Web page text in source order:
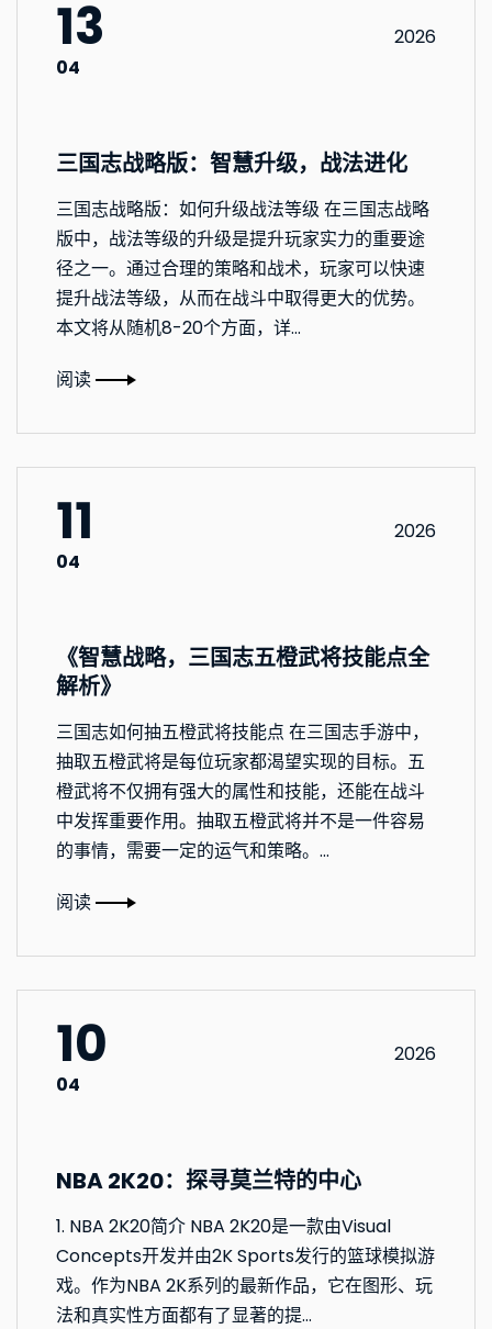
13
04
2026
三国志战略版：智慧升级，战法进化
三国志战略版：如何升级战法等级 在三国志战略
版中，战法等级的升级是提升玩家实力的重要途
径之一。通过合理的策略和战术，玩家可以快速
提升战法等级，从而在战斗中取得更大的优势。
本文将从随机8-20个方面，详...
阅读
11
04
2026
《智慧战略，三国志五橙武将技能点全
解析》
三国志如何抽五橙武将技能点 在三国志手游中，
抽取五橙武将是每位玩家都渴望实现的目标。五
橙武将不仅拥有强大的属性和技能，还能在战斗
中发挥重要作用。抽取五橙武将并不是一件容易
的事情，需要一定的运气和策略。...
阅读
10
04
2026
NBA 2K20：探寻莫兰特的中心
1. NBA 2K20简介 NBA 2K20是一款由Visual
Concepts开发并由2K Sports发行的篮球模拟游
戏。作为NBA 2K系列的最新作品，它在图形、玩
法和真实性方面都有了显著的提...